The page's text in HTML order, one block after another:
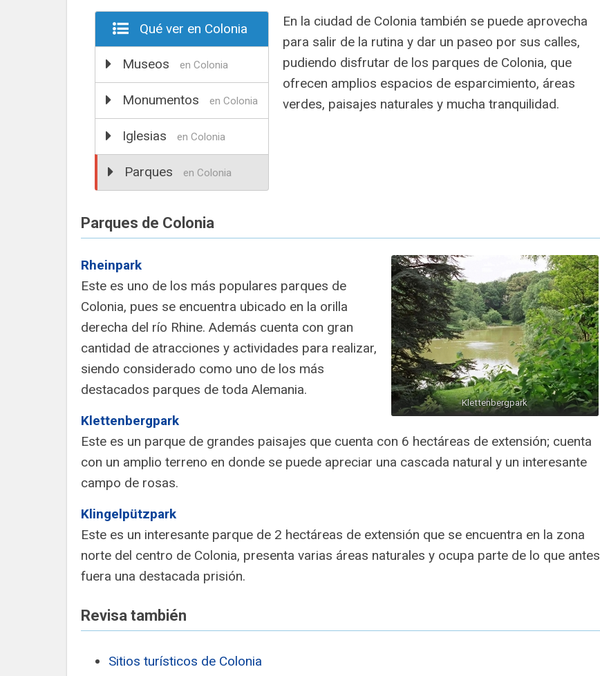
Qué ver en Colonia
Museos en Colonia
Monumentos en Colonia
Iglesias en Colonia
Parques en Colonia
En la ciudad de Colonia también se puede aprovecha
para salir de la rutina y dar un paseo por sus calles,
pudiendo disfrutar de los parques de Colonia, que
ofrecen amplios espacios de esparcimiento, áreas
verdes, paisajes naturales y mucha tranquilidad.
Parques de Colonia
Klettenbergpark
Rheinpark
Este es uno de los más populares parques de
Colonia, pues se encuentra ubicado en la orilla
derecha del río Rhine. Además cuenta con gran
cantidad de atracciones y actividades para realizar,
siendo considerado como uno de los más
destacados parques de toda Alemania.
Klettenbergpark
Este es un parque de grandes paisajes que cuenta con 6 hectáreas de extensión; cuenta
con un amplio terreno en donde se puede apreciar una cascada natural y un interesante
campo de rosas.
Klingelpützpark
Este es un interesante parque de 2 hectáreas de extensión que se encuentra en la zona
norte del centro de Colonia, presenta varias áreas naturales y ocupa parte de lo que antes
fuera una destacada prisión.
Revisa también
Sitios turísticos de Colonia